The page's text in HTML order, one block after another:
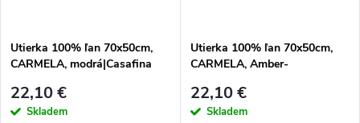
Utierka 100% ľan 70x50cm,
CARMELA, modrá|Casafina
22,10 €
Skladem
Utierka 100% ľan 70x50cm,
CARMELA, Amber-
22,10 €
Skladem